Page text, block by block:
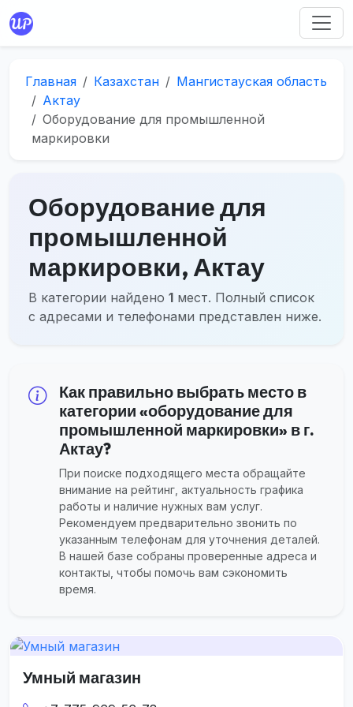
Главная Казахстан
Мангистауская область
Актау
Оборудование для промышленной
маркировки
Оборудование для
промышленной
маркировки, Актау
В категории найдено 1 мест. Полный список
с адресами и телефонами представлен ниже.
Как правильно выбрать место в
категории «оборудование для
промышленной маркировки» в г.
Актау?
При поиске подходящего места обращайте
внимание на рейтинг, актуальность графика
работы и наличие нужных вам услуг.
Рекомендуем предварительно звонить по
указанным телефонам для уточнения деталей.
В нашей базе собраны проверенные адреса и
контакты, чтобы помочь вам сэкономить
время.
Умный магазин